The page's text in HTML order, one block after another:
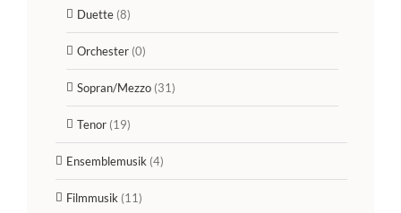
Duette (8)
Orchester (0)
Sopran/Mezzo (31)
Tenor (19)
Ensemblemusik (4)
Filmmusik (11)